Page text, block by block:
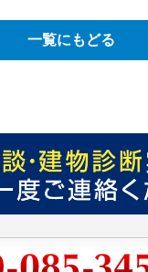
一覧にもどる